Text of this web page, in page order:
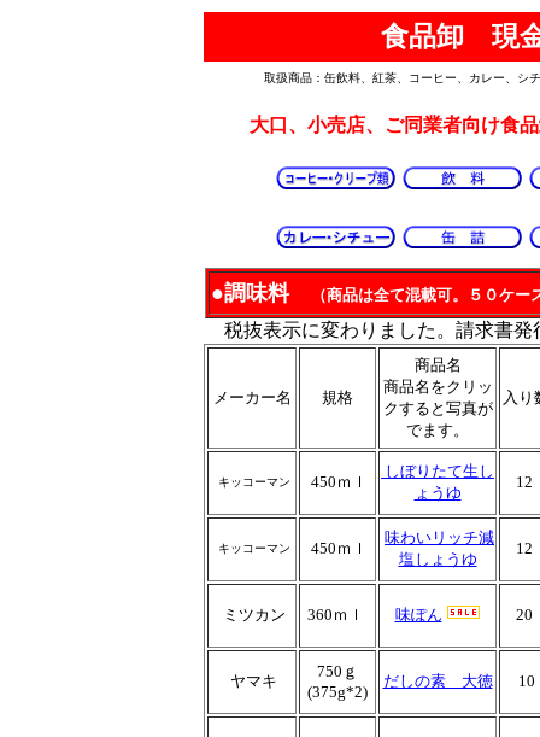
食品卸 現
取扱商品：缶飲料、紅茶、コーヒー、カレー、シ
大口、小売店、ご同業者向け食
●調味料 （商品は全て混載可。５０ケ
税抜表示に変わりました。請求書
メーカー名 規格
商品名
商品名をクリッ
クすると写真が
でます。
入り
キッコーマン 450ｍｌ
しぼりたて生し
ょうゆ
12
キッコーマン 450ｍｌ
味わいリッチ減
塩しょうゆ
12
ミツカン 360ｍｌ 味ぽん 20
ヤマキ
750ｇ
(375g*2)
だしの素 大徳 10